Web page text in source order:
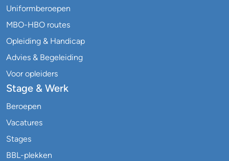
Uniformberoepen
MBO-HBO routes
Opleiding & Handicap
Advies & Begeleiding
Voor opleiders
Stage & Werk
Beroepen
Vacatures
Stages
BBL-plekken